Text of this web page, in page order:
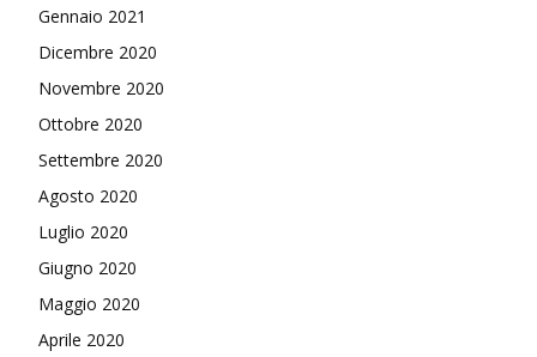
Gennaio 2021
Dicembre 2020
Novembre 2020
Ottobre 2020
Settembre 2020
Agosto 2020
Luglio 2020
Giugno 2020
Maggio 2020
Aprile 2020